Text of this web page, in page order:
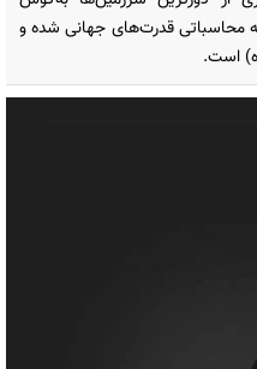
محاسباتی قدرت‌های جهانی شده و
است.